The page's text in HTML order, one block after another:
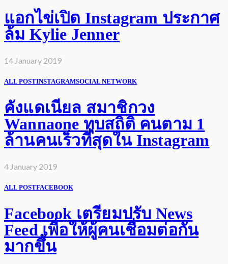
แอกไข่เปิด Instagram ประกาศ
ล้ม Kylie Jenner
14 January 2019
ALL POSTINSTAGRAMSOCIAL NETWORK
คังแดเนียล สมาชิกวง
Wannaone ทุบสถิติ คนตาม 1
ล้านคนเร็วที่สุดใน Instagram
4 January 2019
ALL POSTFACEBOOK
Facebook เตรียมปรับ News
Feed เพื่อให้ผู้คนเชื่อมต่อกัน
มากขึ้น